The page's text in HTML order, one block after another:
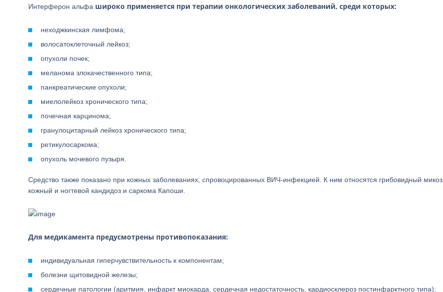
Интерферон альфа широко применяется при терапии онкологических заболеваний, среди которых:
неходжкинская лимфома;
волосатоклеточный лейкоз;
опухоли почек;
меланома злокачественного типа;
панкреатические опухоли;
миелолейкоз хронического типа;
почечная карцинома;
гранулоцитарный лейкоз хронического типа;
ретикулосаркома;
опухоль мочевого пузыря.
Средство также показано при кожных заболеваниях, спровоцированных ВИЧ-инфекцией. К ним относятся грибовидный микоз,
кожный и ногтевой кандидоз и саркома Капоши.
Для медикамента предусмотрены противопоказания:
индивидуальная гиперчувствительность к компонентам;
болезни щитовидной железы;
сердечные патологии (аритмия, инфаркт миокарда, сердечная недостаточность, кардиосклероз постинфарктного типа);